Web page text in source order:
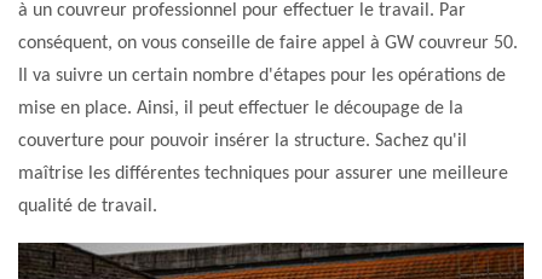
à un couvreur professionnel pour effectuer le travail. Par
conséquent, on vous conseille de faire appel à GW couvreur 50.
Il va suivre un certain nombre d'étapes pour les opérations de
mise en place. Ainsi, il peut effectuer le découpage de la
couverture pour pouvoir insérer la structure. Sachez qu'il
maîtrise les différentes techniques pour assurer une meilleure
qualité de travail.